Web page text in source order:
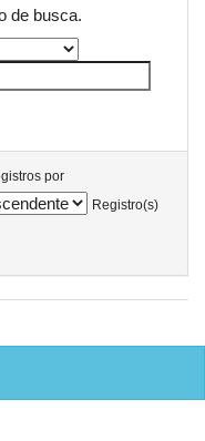
de busca.
por
Registro(s)